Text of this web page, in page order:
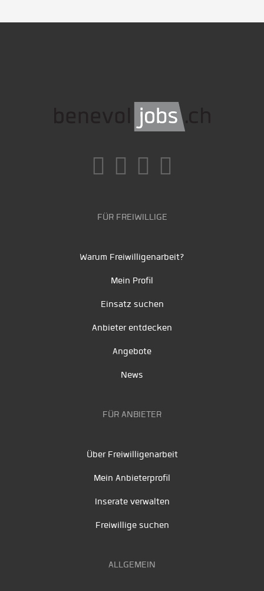
FÜR FREIWILLIGE
Warum Freiwilligenarbeit?
Mein Profil
Einsatz suchen
Anbieter entdecken
Angebote
News
FÜR ANBIETER
Über Freiwilligenarbeit
Mein Anbieterprofil
Inserate verwalten
Freiwillige suchen
ALLGEMEIN